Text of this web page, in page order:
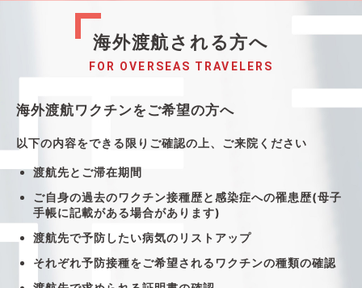
海外渡航される方へ
FOR OVERSEAS TRAVELERS
海外渡航ワクチンをご希望の方へ
以下の内容をできる限りご確認の上、ご来院ください
渡航先とご滞在期間
ご自身の過去のワクチン接種歴と感染症への罹患歴(母子
手帳に記載がある場合があります)
渡航先で予防したい病気のリストアップ
それぞれ予防接種をご希望されるワクチンの種類の確認